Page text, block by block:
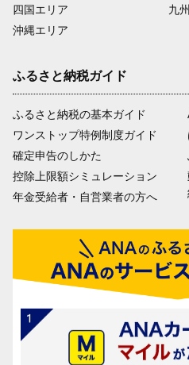
四国エリア
沖縄エリア
九
ふるさと納税ガイド
ふるさと納税の基本ガイド
ワンストップ特例制度ガイド
確定申告のしかた
控除上限額シミュレーション
年金受給者・自営業者の方へ